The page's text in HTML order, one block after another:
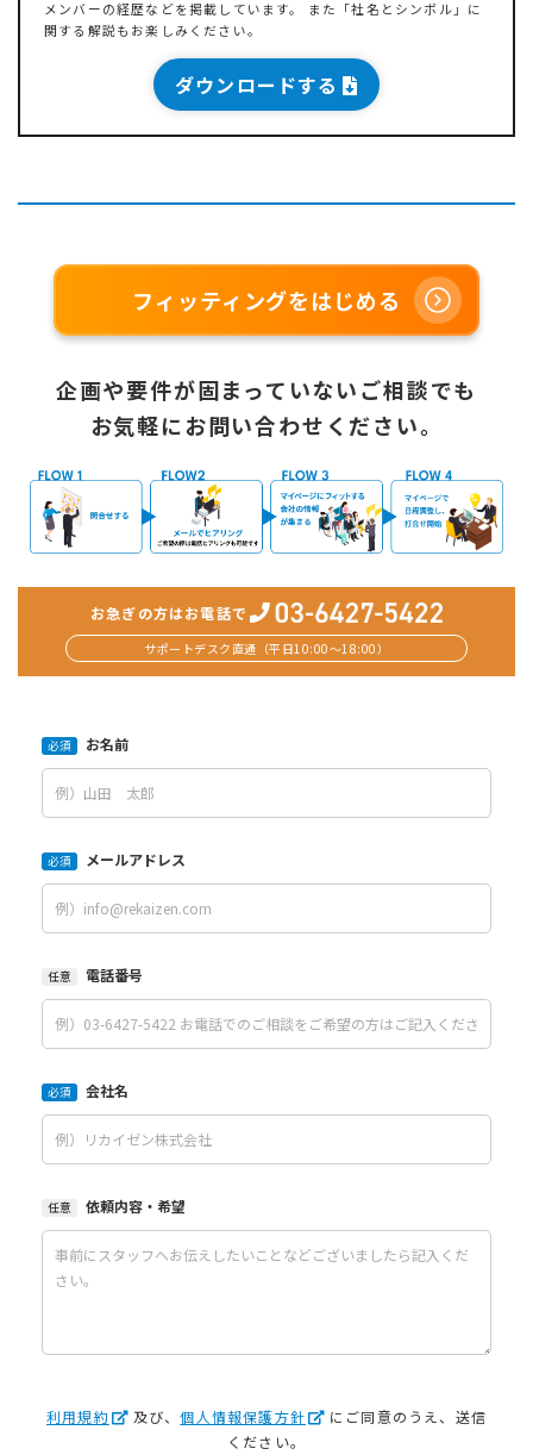
メンバーの経歴などを掲載しています。 また「社名とシンボル」に
関する解説もお楽しみください。
ダウンロードする
フィッティングをはじめる
企画や要件が固まっていないご相談でも
お気軽にお問い合わせください。
お急ぎの方はお電話で
サポートデスク直通（平日10:00〜18:00）
必須 お名前
必須 メールアドレス
任意 電話番号
必須 会社名
任意 依頼内容・希望
利用規約 及び、個人情報保護方針
にご同意のうえ、送信
ください。